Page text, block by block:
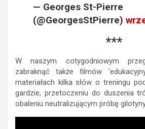
— Georges St-Pierre
(@GeorgesStPierre)
***
W naszym cotygodniowym
zabraknąć także filmów
materiałach kilka słów o treningu
gardzie, przetoczeniu do duszenia
obaleniu neutralizującym próbę